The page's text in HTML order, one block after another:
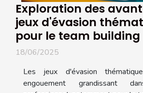
Exploration des
jeux d'évasion
pour le team building
18/06/2025
Les jeux d'évasion
engouement grandissant